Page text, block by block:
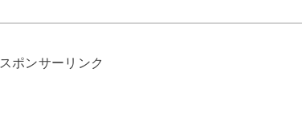
スポンサーリンク